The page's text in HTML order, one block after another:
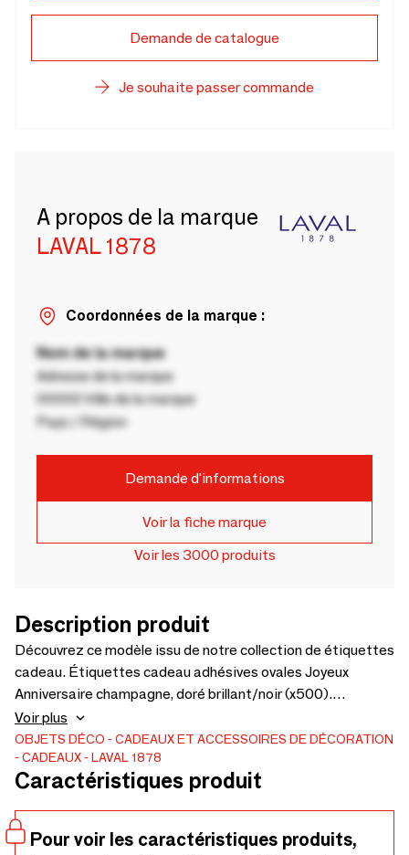
Demande de catalogue
Je souhaite passer commande
A propos de la marque
LAVAL 1878
Coordonnées de la marque :
Nom de la marque
Adresse de la marque
00000 Ville de la marque
Pays / Région
Demande d'informations
Voir la fiche marque
Voir les 3000 produits
Description produit
Découvrez ce modèle issu de notre collection de étiquettes
cadeau. Étiquettes cadeau adhésives ovales Joyeux
Anniversaire champagne, doré brillant/noir (x500).
Découvrir le produit
Voir plus
OBJETS DÉCO
CADEAUX ET ACCESSOIRES DE DÉCORATION
CADEAUX
LAVAL 1878
Caractéristiques produit
Pour voir les caractéristiques produits,